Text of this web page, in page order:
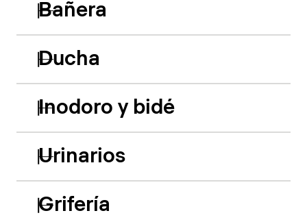
Bañera
Ducha
Inodoro y bidé
Urinarios
Grifería